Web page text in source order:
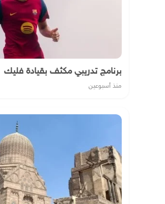
برنامج تدريبي مكثف بقيادة فليك
منذ أسبوعين